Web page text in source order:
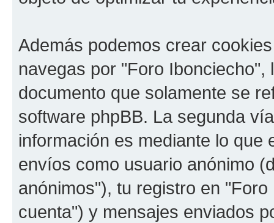
Además podemos crear
navegas por "Foro
documento que solamente se
software phpBB. La segunda
información es mediante lo que
envíos como usuario anónimo
anónimos"), tu registro en
cuenta") y mensajes enviados